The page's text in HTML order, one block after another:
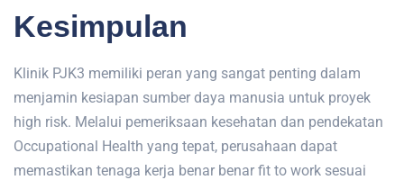
Kesimpulan
Klinik PJK3 memiliki peran yang sangat penting dalam
menjamin kesiapan sumber daya manusia untuk proyek
high risk. Melalui pemeriksaan kesehatan dan pendekatan
Occupational Health yang tepat, perusahaan dapat
memastikan tenaga kerja benar benar fit to work sesuai